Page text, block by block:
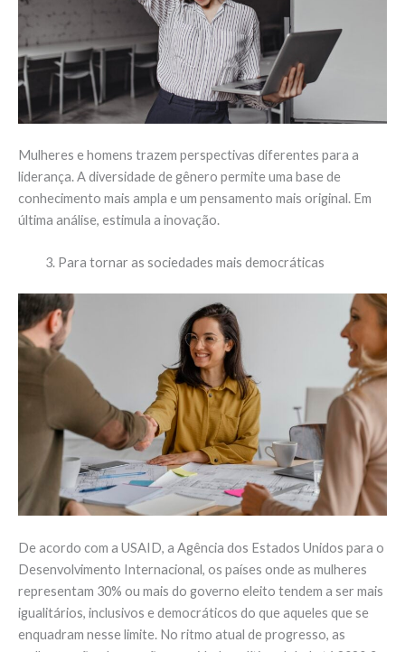
Mulheres e homens trazem perspectivas diferentes para a
liderança. A diversidade de gênero permite uma base de
conhecimento mais ampla e um pensamento mais original. Em
última análise, estimula a inovação.
Para tornar as sociedades mais democráticas
De acordo com a USAID, a Agência dos Estados Unidos para o
Desenvolvimento Internacional, os países onde as mulheres
representam 30% ou mais do governo eleito tendem a ser mais
igualitários, inclusivos e democráticos do que aqueles que se
enquadram nesse limite. No ritmo atual de progresso, as